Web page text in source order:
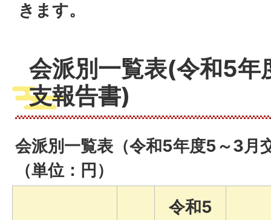
きます。
会派別一覧表(令和5年
支報告書)
会派別一覧表（令和5年度5～3月
（単位：円）
令和5